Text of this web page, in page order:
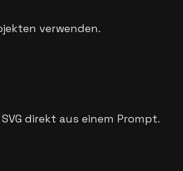
verwenden.
direkt aus einem Prompt.